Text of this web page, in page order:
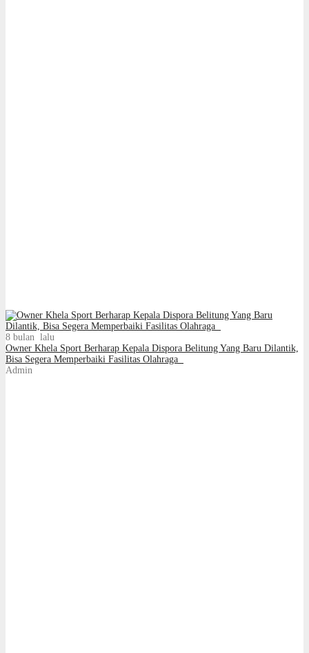
8 bulan lalu
Owner Khela Sport Berharap Kepala Dispora Belitung Yang Baru Dilantik,
Bisa Segera Memperbaiki Fasilitas Olahraga
Admin